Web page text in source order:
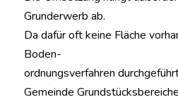
Grunderwerb ab.
Da dafür oft keine Fläche
Boden-
ordnungsverfahren
Gemeinde